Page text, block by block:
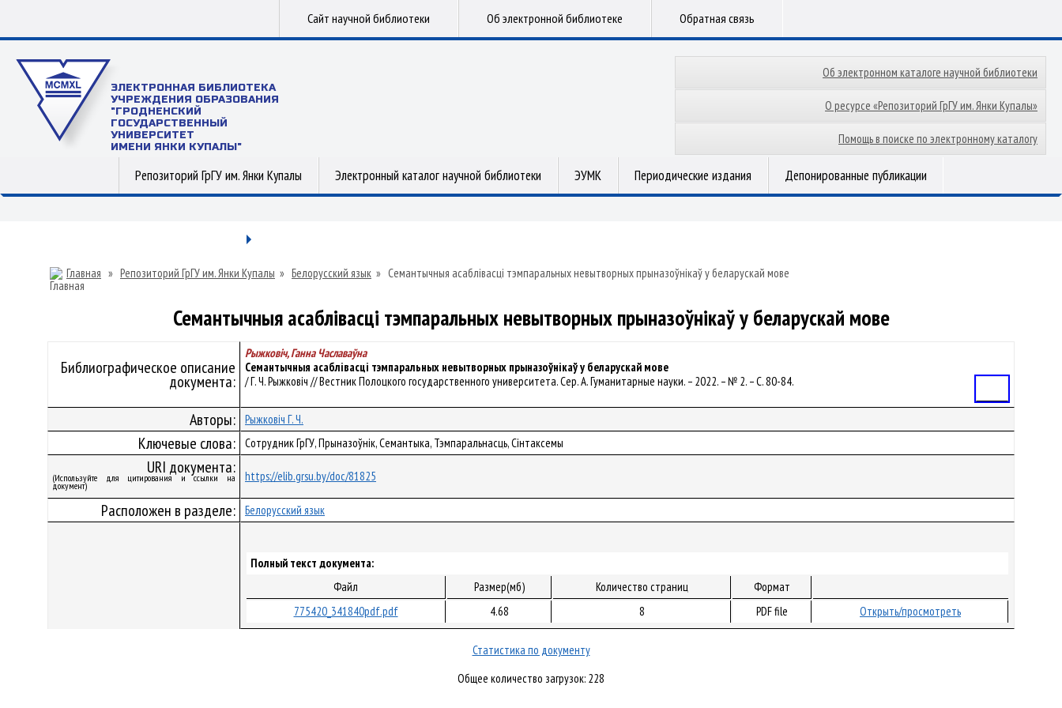
Сайт научной библиотеки Об электронной библиотеке Обратная связь
ЭЛЕКТРОННАЯ БИБЛИОТЕКА
УЧРЕЖДЕНИЯ ОБРАЗОВАНИЯ
"ГРОДНЕНСКИЙ
ГОСУДАРСТВЕННЫЙ
УНИВЕРСИТЕТ
ИМЕНИ ЯНКИ КУПАЛЫ"
Об электронном каталоге научной библиотеки
О ресурсе «Репозиторий ГрГУ им. Янки Купалы»
Помощь в поиске по электронному каталогу
Репозиторий ГрГУ им. Янки Купалы Электронный каталог научной библиотеки ЭУМК Периодические издания Депонированные публикации
Главная » Репозиторий ГрГУ им. Янки Купалы » Белорусский язык » Семантычныя асаблівасці тэмпаральных невытворных прыназоўнікаў у беларускай мове
Семантычныя асаблівасці тэмпаральных невытворных прыназоўнікаў у беларускай мове
Библиографическое описание
документа:
Рыжковіч, Ганна Чаславаўна
Семантычныя асаблівасці тэмпаральных невытворных прыназоўнікаў у беларускай мове
/ Г. Ч. Рыжковіч // Вестник Полоцкого государственного университета. Сер. A. Гуманитарные науки. – 2022. – № 2. – С. 80-84.
Авторы: Рыжковіч Г. Ч.
Ключевые слова: Сотрудник ГрГУ, Прыназоўнік, Семантыка, Тэмпаральнасць, Сінтаксемы
URI документа:
(Используйте для цитирования и ссылки на
документ)
https://elib.grsu.by/doc/81825
Расположен в разделе: Белорусский язык
Полный текст документа:
Файл
Размер(мб) Количество страниц
Формат
775420_341840pdf.pdf
4.68 8 PDF file Открыть/просмотреть
Статистика по документу
Общее количество загрузок: 228